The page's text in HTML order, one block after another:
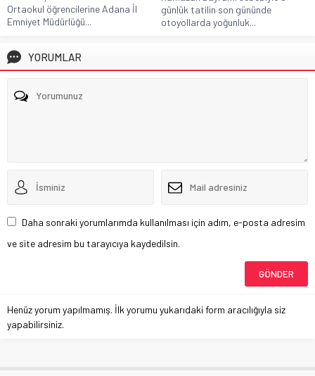
Ortaokul öğrencilerine Adana İl
Emniyet Müdürlüğü...
günlük tatilin son gününde
otoyollarda yoğunluk...
YORUMLAR
Daha sonraki yorumlarımda kullanılması için adım, e-posta adresim
ve site adresim bu tarayıcıya kaydedilsin.
Henüz yorum yapılmamış. İlk yorumu yukarıdaki form aracılığıyla siz
yapabilirsiniz.